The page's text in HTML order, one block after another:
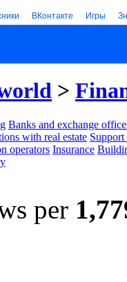
ВКонтакте Игры
>
Banks and exchange
with real estate Support
operators Insurance
per